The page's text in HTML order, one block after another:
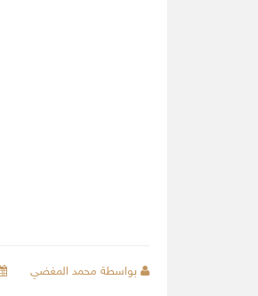
بواسطة محمد المغضي